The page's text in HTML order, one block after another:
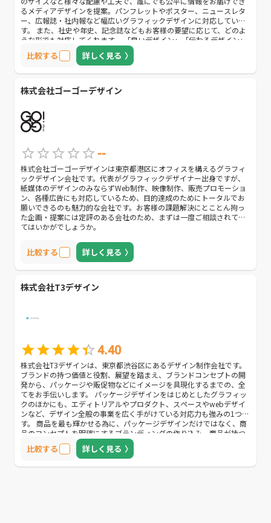
るメディアデザインを提案。パンフレットやポスター、ニュースレタ
ー、広報誌・社内報など幅広いグラフィックデザインに対応していま
す。 また、社史や年史、記念誌などもお客様の要望に応じて、どのよ
うな形でも対応してくれます。 「良いデザイン」「伝わるデザイン」
に悩んでいる方は、是非一度問い合わせてみましょう。
比較する 詳しく見る
株式会社ゴーゴーデザイン
--
株式会社ゴーゴーデザインは東京都港区にオフィスを構えるグラフィ
ックデザイン会社です。代表がグラフィックデザイナー出身ですが、
紙媒体のデザインのみならずWeb制作、映像制作、販売プロモーショ
ン、各種広告にも対応しているため、目的達成のためにトータルでお
願いできるのも魅力的な会社です。お客様の課題解決にとことん拘っ
た企画・提案には定評のある会社のため、まずは一度ご相談されてみ
てはいかがでしょうか。
比較する 詳しく見る
株式会社T3デザイン
4.40
株式会社T3デザインは、東京都渋谷区にあるデザイン制作会社です。
ブランドの持つ価値と役割、展望を踏まえ、ブランドコンセプトの開
発から、パッケージや販促物などにイメージを具現化するまでの、全
てをお手伝いします。 パッケージデザインをはじめとしたグラフィッ
クのほかにも、エディトリアルやプロダクト、スペースやwebデザイ
ンなど、デザイン全般の事業を広く手がけている対応力も強みの1つで
す。 商品を最も輝かせる為に、パッケージデザインだけではなく、商
品のコンセプトを明確にするブランディングの作り込み、商品が持つ
世界観を広く伝える販促物デザインまでを行い、個性を最大限に引き
出す方法をご提案します。 また撮影やキャスティング、コピーライテ
比較する 詳しく見る